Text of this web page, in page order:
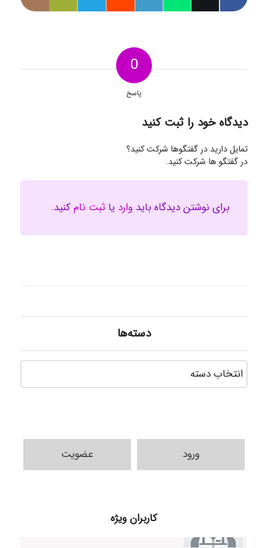
0
پاسخ
دیدگاه خود را ثبت کنید
تمایل دارید در گفتگوها شرکت کنید؟
در گفتگو ها شرکت کنید.
برای نوشتن دیدگاه باید وارد یا ثبت نامکنید.
دسته‌ها
ورود عضویت
کاربران ویژه